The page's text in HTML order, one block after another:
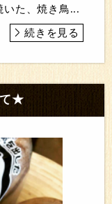
いた、焼き鳥...
続きを見る
て★